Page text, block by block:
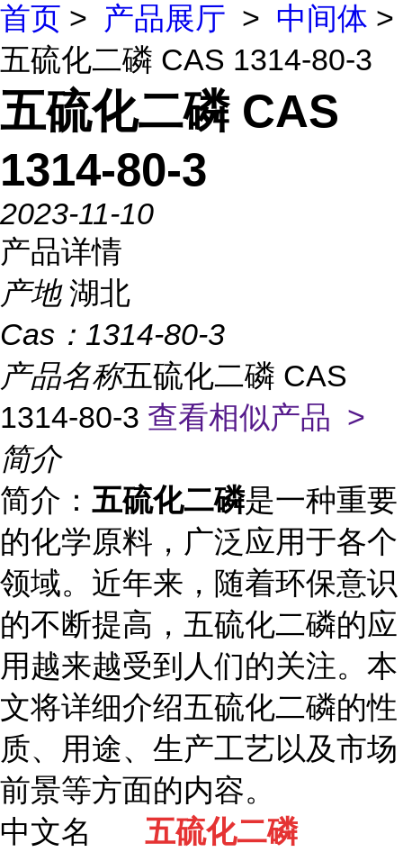
首页 > 产品展厅 > 中间体 >
五硫化二磷 CAS 1314-80-3
五硫化二磷 CAS
1314-80-3
2023-11-10
产品详情
产地 湖北
Cas： 1314-80-3
产品名称五硫化二磷 CAS
1314-80-3 查看相似产品 >
简介
简介： 五硫化二磷是一种重要
的化学原料，广泛应用于各个
领域。近年来，随着环保意识
的不断提高，五硫化二磷的应
用越来越受到人们的关注。本
文将详细介绍五硫化二磷的性
质、用途、生产工艺以及市场
前景等方面的内容。
中文名
五硫化二磷